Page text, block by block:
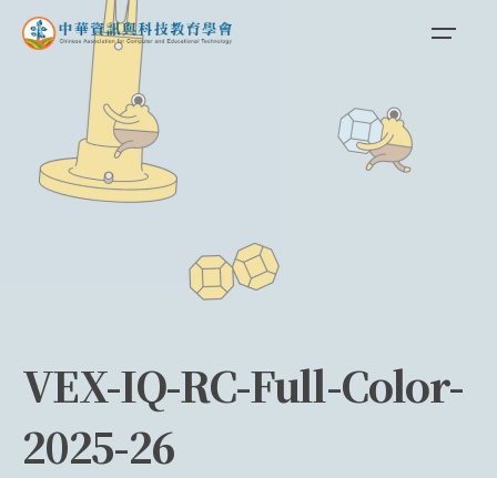
Skip
VEX-IQ-RC-Full-Color-
2025-26